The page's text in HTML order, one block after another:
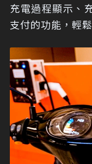
充電過程顯示、
支付的功能，輕